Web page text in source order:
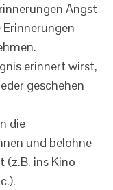
Angst
erinnert wirst,
geschehen
die
und belohne
(z.B. ins Kino